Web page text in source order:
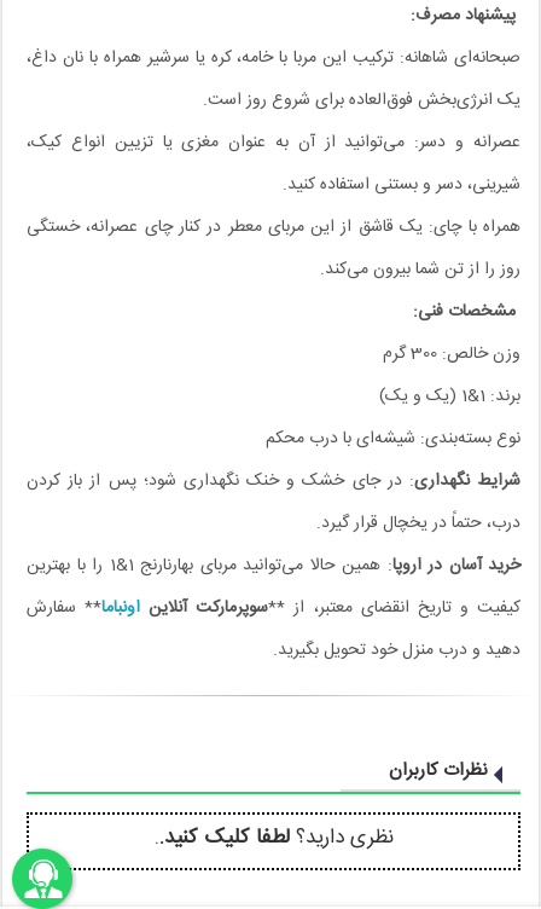
پیشنهاد مصرف:
صبحانه‌ای شاهانه: ترکیب این مربا با خامه، کره یا سرشیر همراه با نان داغ،
یک انرژی‌بخش فوق‌العاده برای شروع روز است.
عصرانه و دسر: می‌توانید از آن به عنوان مغزی یا تزیین انواع کیک،
شیرینی، دسر و بستنی استفاده کنید.
همراه با چای: یک قاشق از این مربای معطر در کنار چای عصرانه، خستگی
روز را از تن شما بیرون می‌کند.
مشخصات فنی:
وزن خالص: 300 گرم
برند: 1&1 (یک و یک)
نوع بسته‌بندی: شیشه‌ای با درب محکم
شرایط نگهداری: در جای خشک و خنک نگهداری شود؛ پس از باز کردن
درب، حتماً در یخچال قرار گیرد.
خرید آسان در اروپا
: همین حالا می‌توانید مربای بهارنارنج 1&1 را با بهترین
کیفیت و تاریخ انقضای معتبر، از **سوپرمارکت آنلاین اونباما** سفارش
دهید و درب منزل خود تحویل بگیرید.
نظرات کاربران
نظری دارید؟لطفا کلیک کنید..